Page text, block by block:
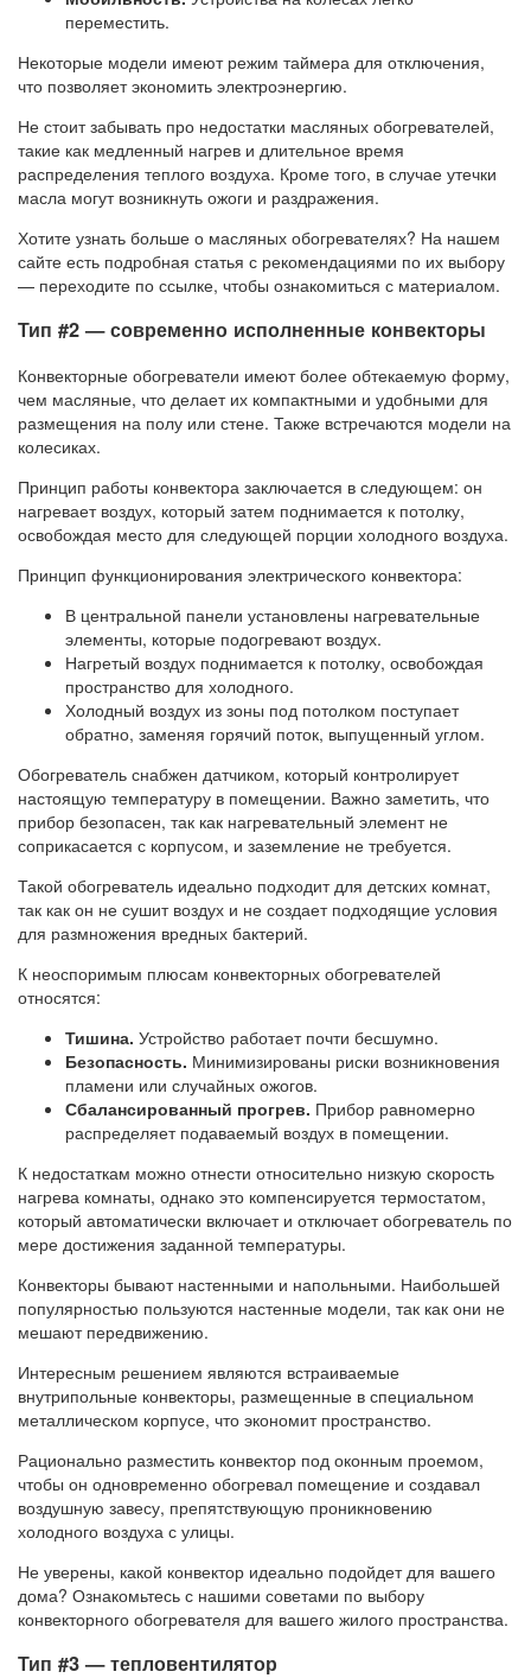
переместить.
Некоторые модели имеют режим таймера для отключения,
что позволяет экономить электроэнергию.
Не стоит забывать про недостатки масляных обогревателей,
такие как медленный нагрев и длительное время
распределения теплого воздуха. Кроме того, в случае утечки
масла могут возникнуть ожоги и раздражения.
Хотите узнать больше о масляных обогревателях? На нашем
сайте есть подробная статья с рекомендациями по их выбору
— переходите по ссылке, чтобы ознакомиться с материалом.
Тип #2 — современно исполненные конвекторы
Конвекторные обогреватели имеют более обтекаемую форму,
чем масляные, что делает их компактными и удобными для
размещения на полу или стене. Также встречаются модели на
колесиках.
Принцип работы конвектора заключается в следующем: он
нагревает воздух, который затем поднимается к потолку,
освобождая место для следующей порции холодного воздуха.
Принцип функционирования электрического конвектора:
В центральной панели установлены нагревательные
элементы, которые подогревают воздух.
Нагретый воздух поднимается к потолку, освобождая
пространство для холодного.
Холодный воздух из зоны под потолком поступает
обратно, заменяя горячий поток, выпущенный углом.
Обогреватель снабжен датчиком, который контролирует
настоящую температуру в помещении. Важно заметить, что
прибор безопасен, так как нагревательный элемент не
соприкасается с корпусом, и заземление не требуется.
Такой обогреватель идеально подходит для детских комнат,
так как он не сушит воздух и не создает подходящие условия
для размножения вредных бактерий.
К неоспоримым плюсам конвекторных обогревателей
относятся:
Тишина. Устройство работает почти бесшумно.
Безопасность. Минимизированы риски возникновения
пламени или случайных ожогов.
Сбалансированный прогрев. Прибор равномерно
распределяет подаваемый воздух в помещении.
К недостаткам можно отнести относительно низкую скорость
нагрева комнаты, однако это компенсируется термостатом,
который автоматически включает и отключает обогреватель по
мере достижения заданной температуры.
Конвекторы бывают настенными и напольными. Наибольшей
популярностью пользуются настенные модели, так как они не
мешают передвижению.
Интересным решением являются встраиваемые
внутрипольные конвекторы, размещенные в специальном
металлическом корпусе, что экономит пространство.
Рационально разместить конвектор под оконным проемом,
чтобы он одновременно обогревал помещение и создавал
воздушную завесу, препятствующую проникновению
холодного воздуха с улицы.
Не уверены, какой конвектор идеально подойдет для вашего
дома? Ознакомьтесь с нашими советами по выбору
конвекторного обогревателя для вашего жилого пространства.
Тип #3 — тепловентилятор